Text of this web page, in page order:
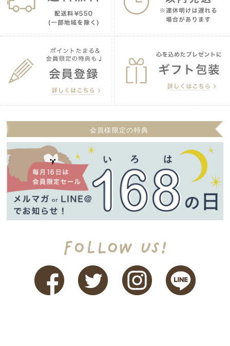
会員様限定の特典